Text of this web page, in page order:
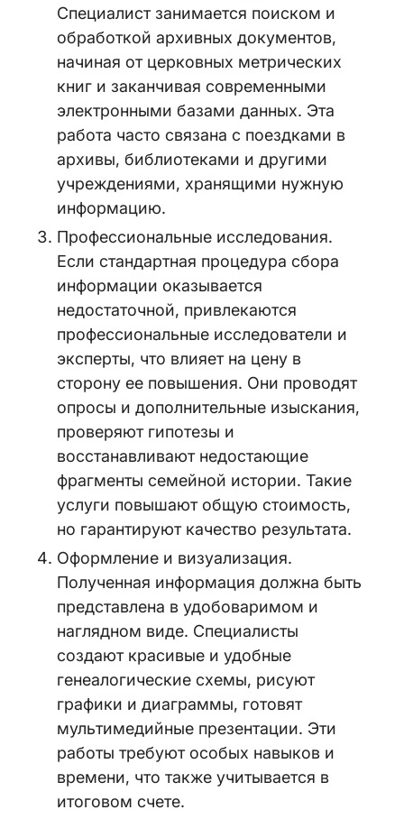
Специалист занимается поиском и
обработкой архивных документов,
начиная от церковных метрических
книг и заканчивая современными
электронными базами данных. Эта
работа часто связана с поездками в
архивы, библиотеками и другими
учреждениями, хранящими нужную
информацию.
Профессиональные исследования.
Если стандартная процедура сбора
информации оказывается
недостаточной, привлекаются
профессиональные исследователи и
эксперты, что влияет на цену в
сторону ее повышения. Они проводят
опросы и дополнительные изыскания,
проверяют гипотезы и
восстанавливают недостающие
фрагменты семейной истории. Такие
услуги повышают общую стоимость,
но гарантируют качество результата.
Оформление и визуализация.
Полученная информация должна быть
представлена в удобоваримом и
наглядном виде. Специалисты
создают красивые и удобные
генеалогические схемы, рисуют
графики и диаграммы, готовят
мультимедийные презентации. Эти
работы требуют особых навыков и
времени, что также учитывается в
итоговом счете.